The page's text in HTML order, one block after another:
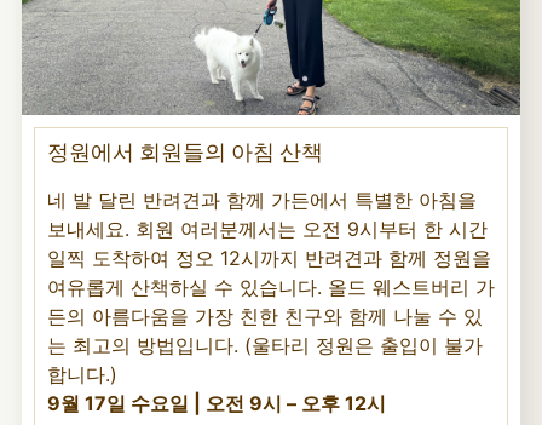
정원에서 회원들의 아침 산책
네 발 달린 반려견과 함께 가든에서 특별한 아침을
보내세요. 회원 여러분께서는 오전 9시부터 한 시간
일찍 도착하여 정오 12시까지 반려견과 함께 정원을
여유롭게 산책하실 수 있습니다. 올드 웨스트버리 가
든의 아름다움을 가장 친한 친구와 함께 나눌 수 있
는 최고의 방법입니다. (울타리 정원은 출입이 불가
합니다.)
9월 17일 수요일 | 오전 9시 – 오후 12시